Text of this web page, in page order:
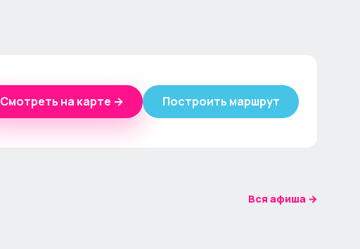
Смотреть на карте → Построить маршрут
Вся афиша →